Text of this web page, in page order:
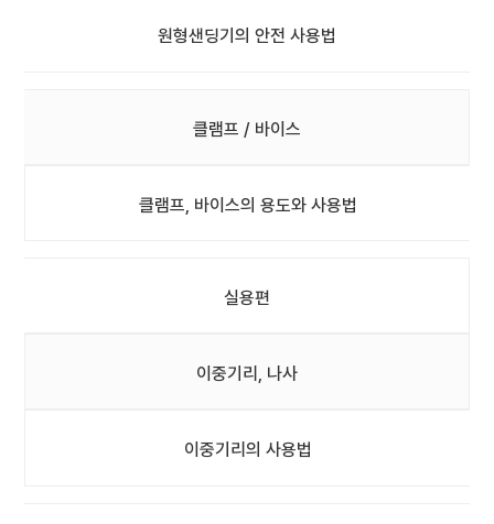
원형샌딩기의 안전 사용법
클램프 / 바이스
클램프, 바이스의 용도와 사용법
실용편
이중기리, 나사
이중기리의 사용법